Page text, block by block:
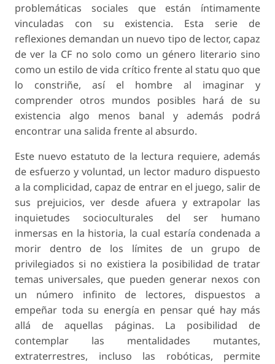
problemáticas sociales que están íntimamente
vinculadas con su existencia. Esta serie de
reflexiones demandan un nuevo tipo de lector, capaz
de ver la CF no solo como un género literario sino
como un estilo de vida crítico frente al statu quo que
lo constriñe, así el hombre al imaginar y
comprender otros mundos posibles hará de su
existencia algo menos banal y además podrá
encontrar una salida frente al absurdo.
Este nuevo estatuto de la lectura requiere, además
de esfuerzo y voluntad, un lector maduro dispuesto
a la complicidad, capaz de entrar en el juego, salir de
sus prejuicios, ver desde afuera y extrapolar las
inquietudes socioculturales del ser humano
inmersas en la historia, la cual estaría condenada a
morir dentro de los límites de un grupo de
privilegiados si no existiera la posibilidad de tratar
temas universales, que pueden generar nexos con
un número infinito de lectores, dispuestos a
empeñar toda su energía en pensar qué hay más
allá de aquellas páginas. La posibilidad de
contemplar las mentalidades mutantes,
extraterrestres, incluso las robóticas, permite